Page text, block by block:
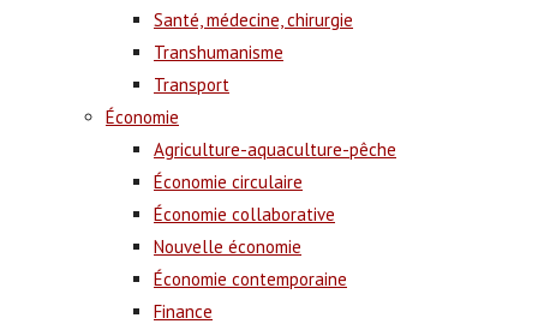
Santé, médecine, chirurgie
Transhumanisme
Transport
Économie
Agriculture-aquaculture-pêche
Économie circulaire
Économie collaborative
Nouvelle économie
Économie contemporaine
Finance